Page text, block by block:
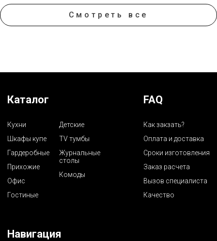
Смотреть все
Каталог
Кухни
Шкафы купе
Гардеробные
Прихожие
Офис
Гостиные
Детские
TV тумбы
Журнальные
столы
Комоды
FAQ
Как закзать?
Оплата и доставка
Сроки изготовления
Заказ расчета
Вызов специалиста
Качество
Навигация